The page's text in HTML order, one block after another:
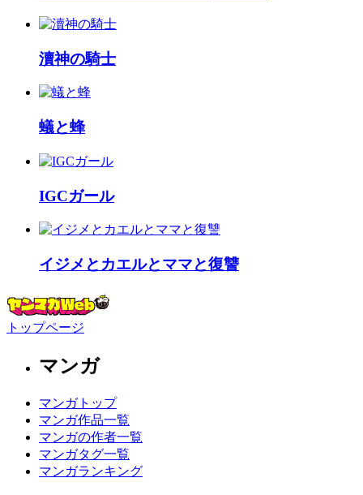
瀆神の騎士
蟻と蜂
IGCガール
イジメとカエルとママと復讐
トップページ
マンガ
マンガトップ
マンガ作品一覧
マンガの作者一覧
マンガタグ一覧
マンガランキング